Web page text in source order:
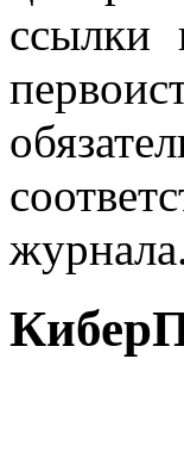
ссылки